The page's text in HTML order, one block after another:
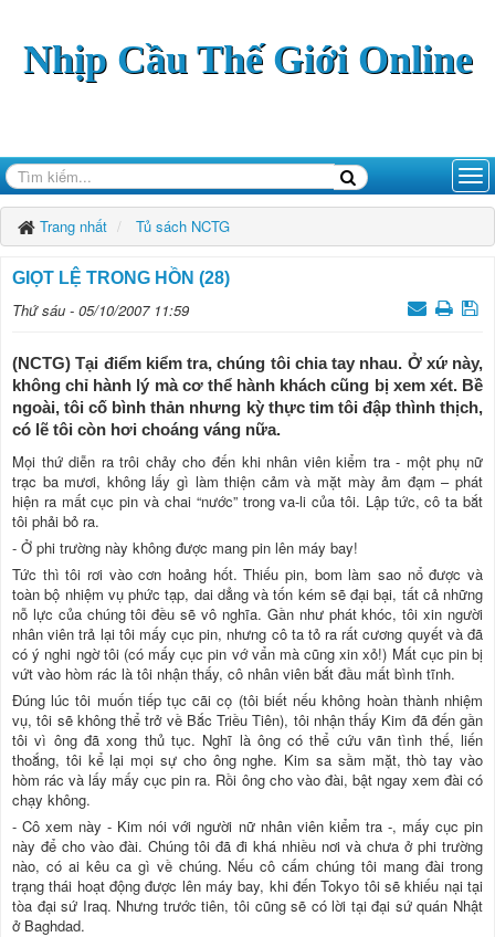
Nhịp Cầu Thế Giới Online
Trang nhất Tủ sách NCTG
GIỌT LỆ TRONG HỒN (28)
Thứ sáu - 05/10/2007 11:59
(NCTG) Tại điểm kiểm tra, chúng tôi chia tay nhau. Ở xứ này,
không chỉ hành lý mà cơ thể hành khách cũng bị xem xét. Bề
ngoài, tôi cố bình thản nhưng kỳ thực tim tôi đập thình thịch,
có lẽ tôi còn hơi choáng váng nữa.
Mọi thứ diễn ra trôi chảy cho đến khi nhân viên kiểm tra - một phụ nữ
trạc ba mươi, không lấy gì làm thiện cảm và mặt mày ảm đạm – phát
hiện ra mất cục pin và chai “nước” trong va-li của tôi. Lập tức, cô ta bắt
tôi phải bỏ ra.
- Ở phi trường này không được mang pin lên máy bay!
Tức thì tôi rơi vào cơn hoảng hốt. Thiếu pin, bom làm sao nổ được và
toàn bộ nhiệm vụ phức tạp, dai dẳng và tốn kém sẽ đại bại, tất cả những
nỗ lực của chúng tôi đều sẽ vô nghĩa. Gần như phát khóc, tôi xin người
nhân viên trả lại tôi mấy cục pin, nhưng cô ta tỏ ra rất cương quyết và đã
có ý nghi ngờ tôi (có mấy cục pin vớ vẩn mà cũng xin xỏ!) Mất cục pin bị
vứt vào hòm rác là tôi nhận thấy, cô nhân viên bắt đầu mất bình tĩnh.
Đúng lúc tôi muốn tiếp tục cãi cọ (tôi biết nếu không hoàn thành nhiệm
vụ, tôi sẽ không thể trở về Bắc Triều Tiên), tôi nhận thấy Kim đã đến gần
tôi vì ông đã xong thủ tục. Nghĩ là ông có thể cứu vãn tình thế, liến
thoắng, tôi kể lại mọi sự cho ông nghe. Kim sa sầm mặt, thò tay vào
hòm rác và lấy mấy cục pin ra. Rồi ông cho vào đài, bật ngay xem đài có
chạy không.
- Cô xem này - Kim nói với người nữ nhân viên kiểm tra -, mấy cục pin
này để cho vào đài. Chúng tôi đã đi khá nhiều nơi và chưa ở phi trường
nào, có ai kêu ca gì về chúng. Nếu cô cấm chúng tôi mang đài trong
trạng thái hoạt động được lên máy bay, khi đến Tokyo tôi sẽ khiếu nại tại
tòa đại sứ Iraq. Nhưng trước tiên, tôi cũng sẽ có lời tại đại sứ quán Nhật
ở Baghdad.